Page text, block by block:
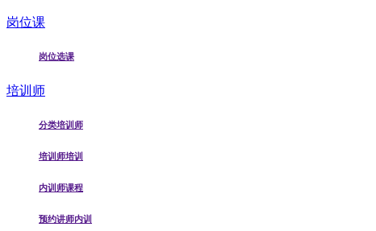
岗位课
岗位选课
培训师
分类培训师
培训师培训
内训师课程
预约讲师内训